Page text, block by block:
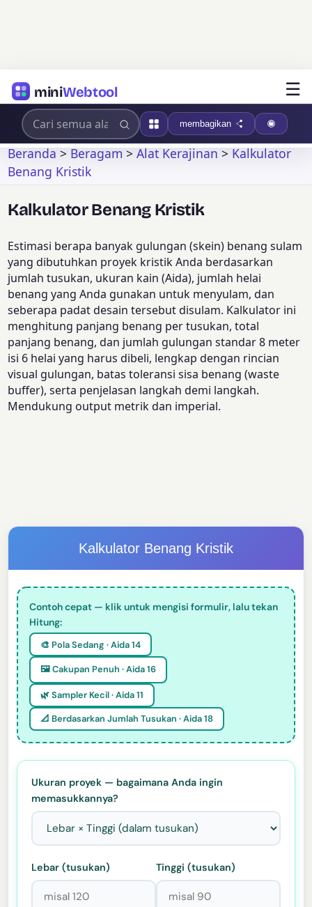
miniWebtool ☰
membagikan
Beranda>Beragam>Alat Kerajinan>Kalkulator
Benang Kristik
Kalkulator Benang Kristik
Estimasi berapa banyak gulungan (skein) benang sulam
yang dibutuhkan proyek kristik Anda berdasarkan
jumlah tusukan, ukuran kain (Aida), jumlah helai
benang yang Anda gunakan untuk menyulam, dan
seberapa padat desain tersebut disulam. Kalkulator ini
menghitung panjang benang per tusukan, total
panjang benang, dan jumlah gulungan standar 8 meter
isi 6 helai yang harus dibeli, lengkap dengan rincian
visual gulungan, batas toleransi sisa benang (waste
buffer), serta penjelasan langkah demi langkah.
Mendukung output metrik dan imperial.
Kalkulator Benang Kristik
Contoh cepat — klik untuk mengisi formulir, lalu tekan
Hitung:
🎨 Pola Sedang · Aida 14
🖼️ Cakupan Penuh · Aida 16
🌿 Sampler Kecil · Aida 11
📐 Berdasarkan Jumlah Tusukan · Aida 18
Ukuran proyek — bagaimana Anda ingin
memasukkannya?
Lebar (tusukan) Tinggi (tusukan)